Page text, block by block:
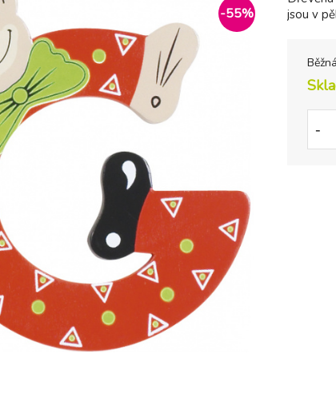
-55%
jsou v
-